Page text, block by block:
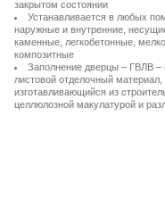
закрытом состоянии
Устанавливается в любых
наружные и внутренние,
каменные, легкобетонные,
композитные
Заполнение дверцы – ГВЛВ –
листовой отделочный
изготавливающийся из
целлюлозной макулатурой и